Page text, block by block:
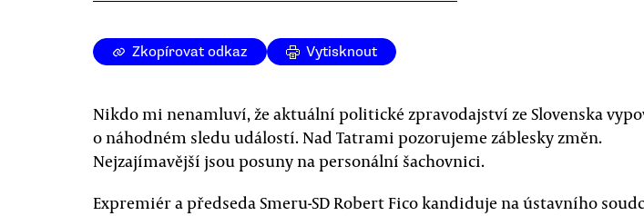
Zkopírovat odkaz Vytisknout
Nikdo mi nenamluví, že aktuální politické zpravodajství ze Slovenska
o náhodném sledu událostí. Nad Tatrami pozorujeme záblesky změn.
Nejzajímavější jsou posuny na personální šachovnici.
Expremiér a předseda Smeru-SD Robert Fico kandiduje na ústavního